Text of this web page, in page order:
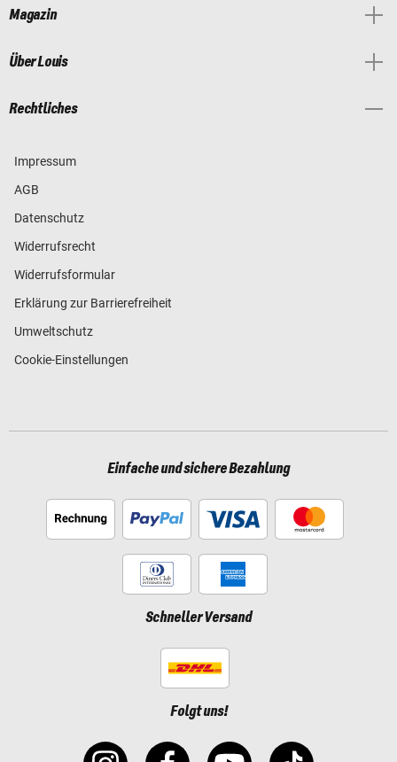
Magazin
Über Louis
Rechtliches
Impressum
AGB
Datenschutz
Widerrufsrecht
Widerrufsformular
Erklärung zur Barrierefreiheit
Umweltschutz
Cookie-Einstellungen
Einfache und sichere Bezahlung
Schneller Versand
Folgt uns!